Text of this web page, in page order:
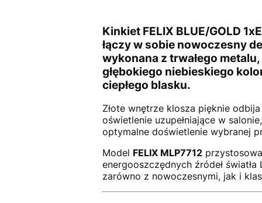
Kinkiet FELIX BLUE/GOLD
łączy w sobie nowoczesny
wykonana z trwałego metalu
głębokiego niebieskiego
ciepłego blasku.
Złote wnętrze klosza pięknie
oświetlenie uzupełniające w
optymalne doświetlenie wybranej
Model FELIX MLP7712
energooszczędnych źródeł
zarówno z nowoczesnymi, jak i